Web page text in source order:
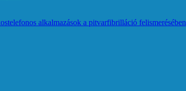
alkalmazások a pitvarfibrilláció felismerésében